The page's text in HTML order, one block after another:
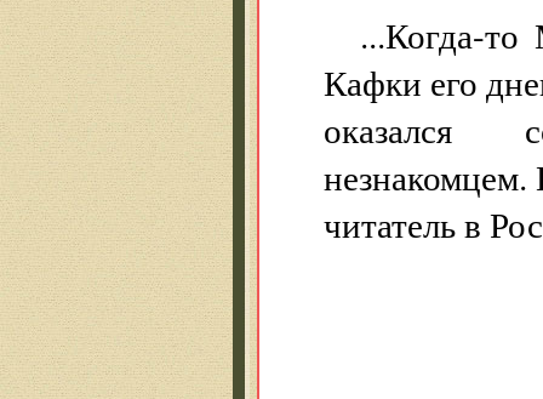
...Когда-
Кафки его
оказался
незнакомцем.
читатель в